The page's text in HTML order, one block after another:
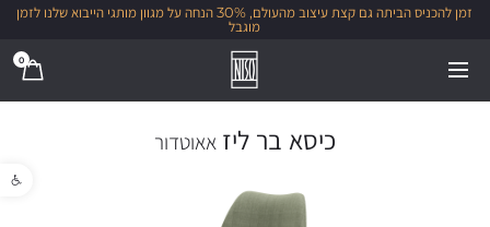
זמן להכניס הביתה גם קצת עיצוב מהעולם, 30% הנחה על מגוון מותגי הייבוא שלנו לזמן
מוגבל
0
כיסא בר ליז אאוטדור